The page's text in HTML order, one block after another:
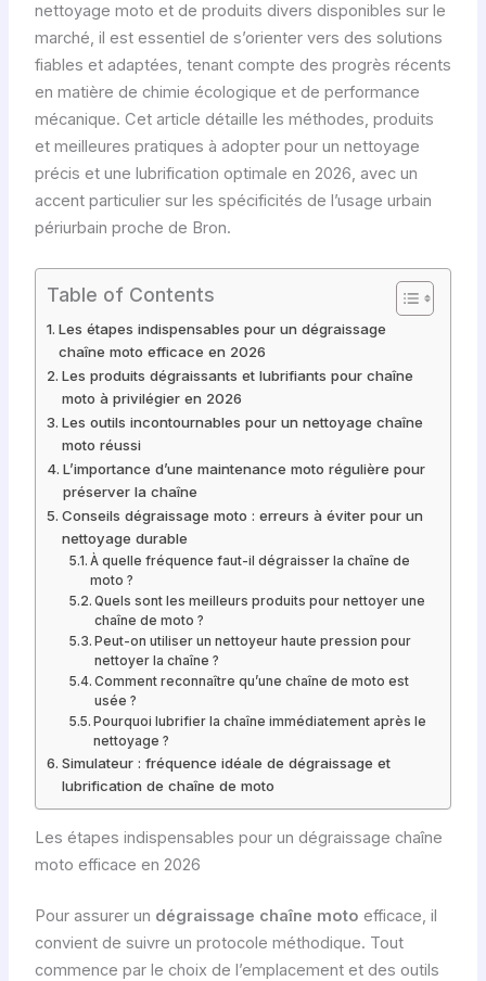
nettoyage moto et de produits divers disponibles sur le
marché, il est essentiel de s’orienter vers des solutions
fiables et adaptées, tenant compte des progrès récents
en matière de chimie écologique et de performance
mécanique. Cet article détaille les méthodes, produits
et meilleures pratiques à adopter pour un nettoyage
précis et une lubrification optimale en 2026, avec un
accent particulier sur les spécificités de l’usage urbain
périurbain proche de Bron.
Table of Contents
Les étapes indispensables pour un dégraissage
chaîne moto efficace en 2026
Les produits dégraissants et lubrifiants pour chaîne
moto à privilégier en 2026
Les outils incontournables pour un nettoyage chaîne
moto réussi
L’importance d’une maintenance moto régulière pour
préserver la chaîne
Conseils dégraissage moto : erreurs à éviter pour un
nettoyage durable
À quelle fréquence faut-il dégraisser la chaîne de
moto ?
Quels sont les meilleurs produits pour nettoyer une
chaîne de moto ?
Peut-on utiliser un nettoyeur haute pression pour
nettoyer la chaîne ?
Comment reconnaître qu’une chaîne de moto est
usée ?
Pourquoi lubrifier la chaîne immédiatement après le
nettoyage ?
Simulateur : fréquence idéale de dégraissage et
lubrification de chaîne de moto
Les étapes indispensables pour un dégraissage chaîne
moto efficace en 2026
Pour assurer un dégraissage chaîne moto efficace, il
convient de suivre un protocole méthodique. Tout
commence par le choix de l’emplacement et des outils